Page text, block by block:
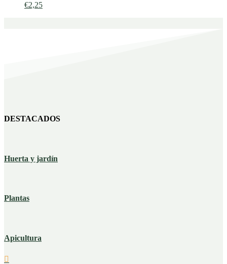
€2,25
DESTACADOS
Huerta y jardín
Plantas
Apicultura
